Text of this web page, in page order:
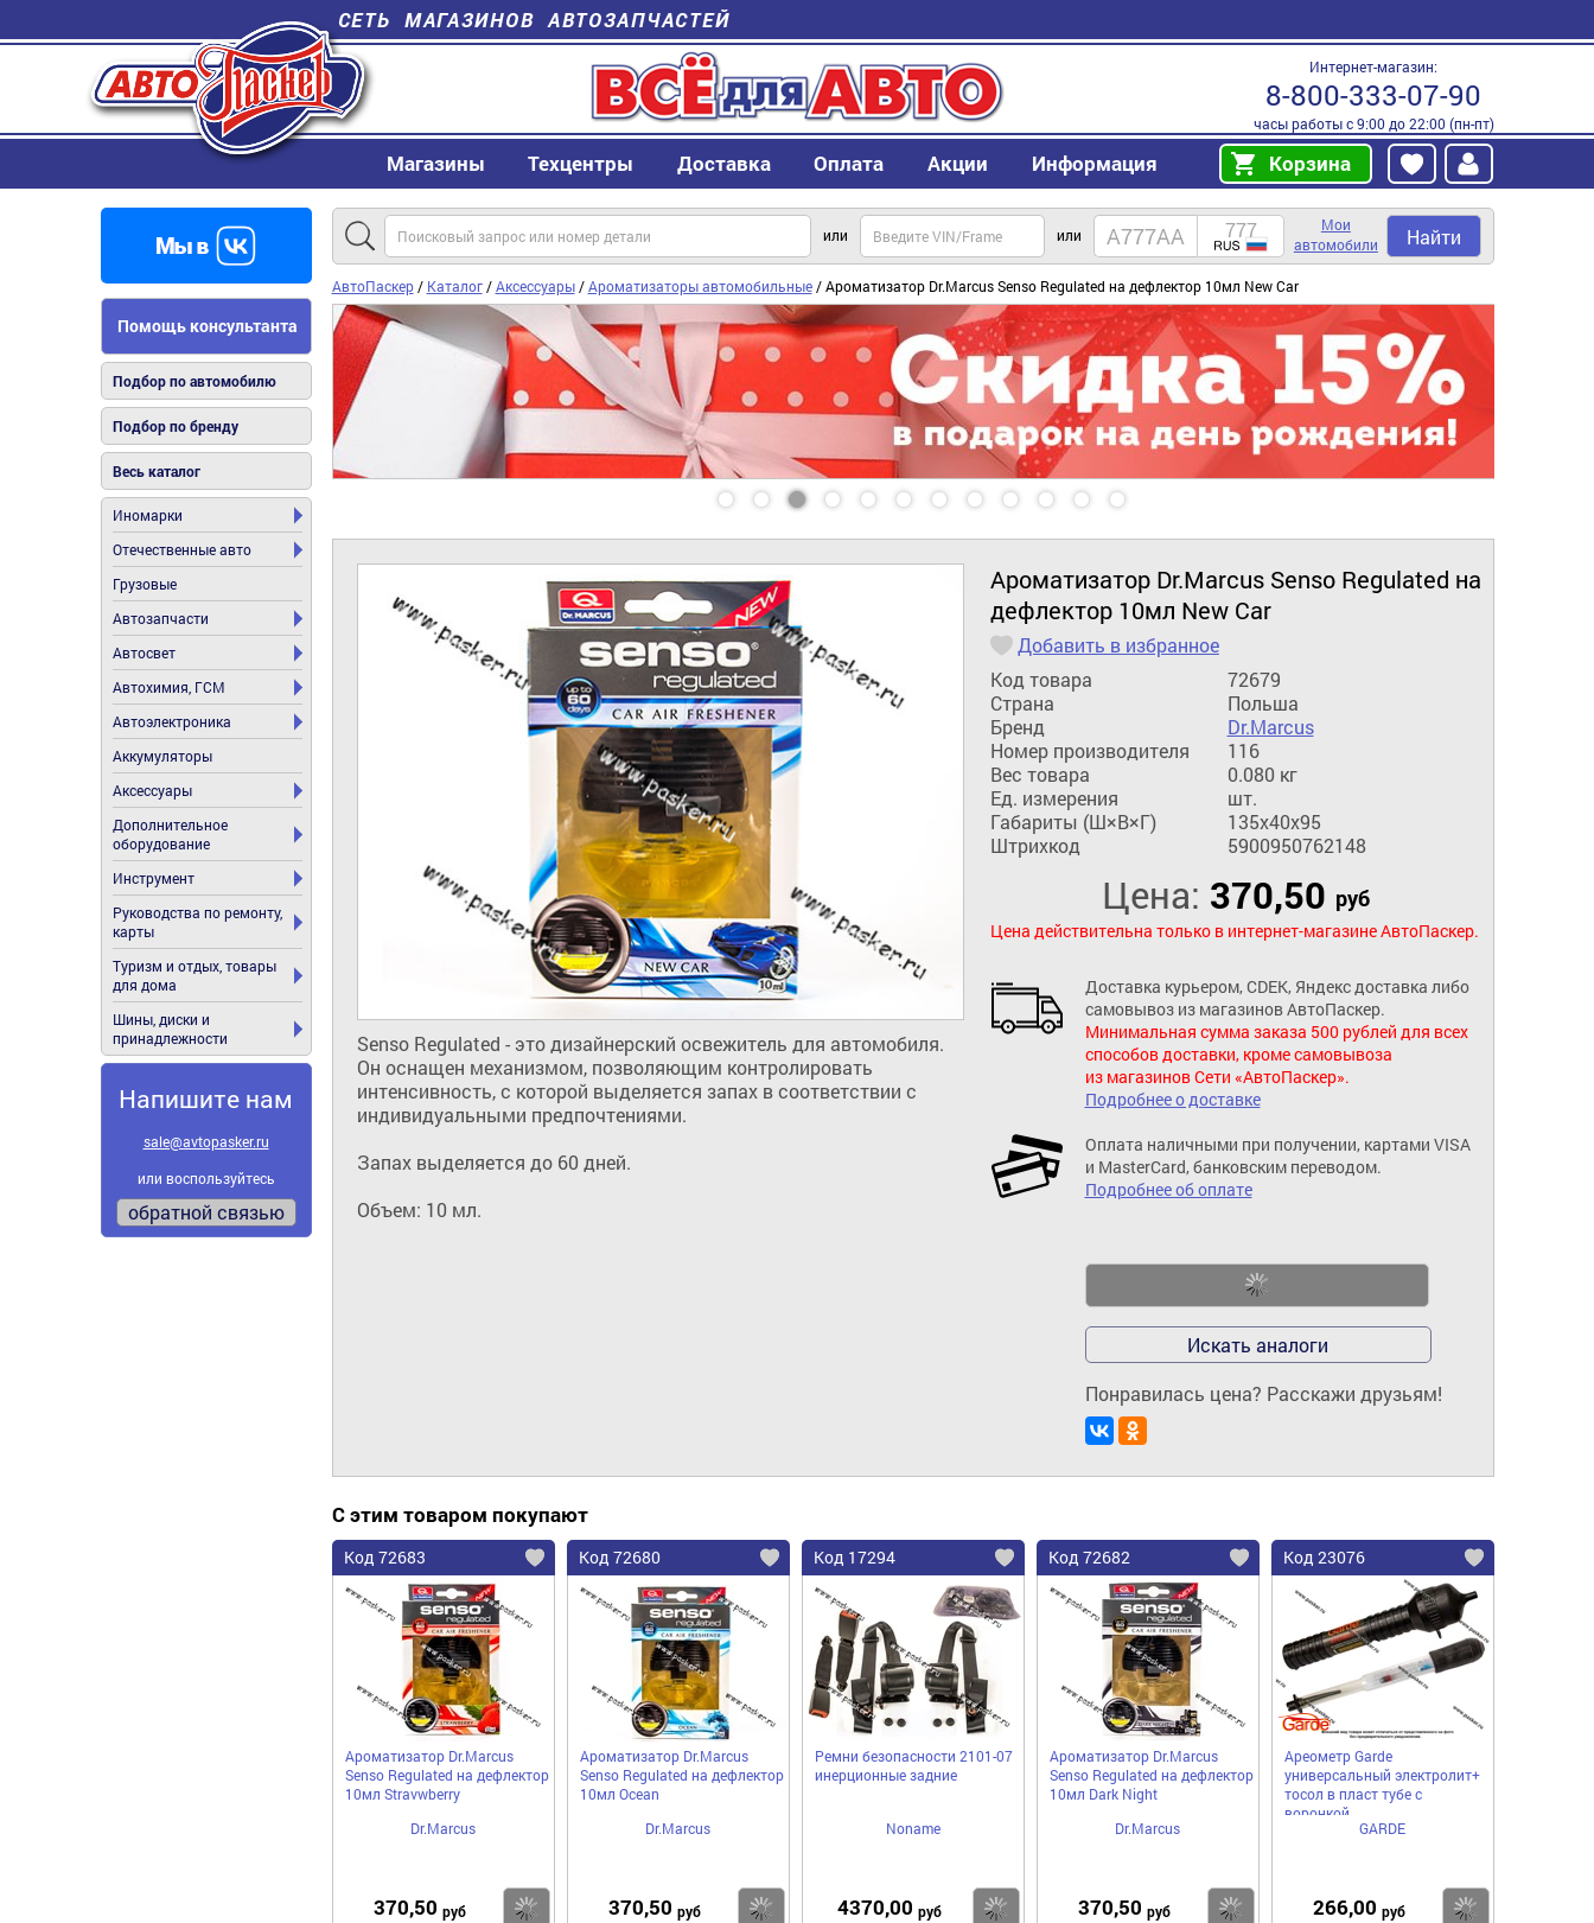
СЕТЬ МАГАЗИНОВ АВТОЗАПЧАСТЕЙ
Интернет-магазин:
8-800-333-07-90
часы работы с 9:00 до 22:00 (пн-пт)
Магазины Техцентры Доставка Оплата Акции Информация Корзина
Помощь консультанта
Подбор по автомобилю
Подбор по бренду
Весь каталог
Иномарки
Отечественные авто
Грузовые
Автозапчасти
Автосвет
Автохимия, ГСМ
Автоэлектроника
Аккумуляторы
Аксессуары
Дополнительное
оборудование
Инструмент
Руководства по ремонту,
карты
Туризм и отдых, товары
для дома
Шины, диски и
принадлежности
Напишите нам
sale@avtopasker.ru
или воспользуйтесь
обратной связью
или или
Мои
автомобили
Найти
АвтоПаскер/ Каталог/Аксессуары/Ароматизаторы автомобильные/ Ароматизатор Dr.Marcus Senso Regulated на дефлектор 10мл New Car
Ароматизатор Dr.Marcus Senso Regulated на
дефлектор 10мл New Car
Добавить в избранное
Код товара
72679
Страна
Польша
Бренд
Dr.Marcus
Номер производителя
116
Вес товара
0.080 кг
Ед. измерения
шт.
Габариты (Ш×В×Г)
135x40x95
Штрихкод
5900950762148
Цена: 370,50 руб
Цена действительна только в интернет-магазине АвтоПаскер.
Доставка курьером, CDEK, Яндекс доставка либо
самовывоз из магазинов АвтоПаскер.
Минимальная сумма заказа 500 рублей для всех
способов доставки, кроме самовывоза
из магазинов Сети «АвтоПаскер».
Подробнее о доставке
Оплата наличными при получении, картами VISA
и MasterCard, банковским переводом.
Подробнее об оплате
Искать аналоги
Понравилась цена? Расскажи друзьям!
Senso Regulated - это дизайнерский освежитель для автомобиля.
Он оснащен механизмом, позволяющим контролировать
интенсивность, с которой выделяется запах в соответствии с
индивидуальными предпочтениями.
Запах выделяется до 60 дней.
Объем: 10 мл.
С этим товаром покупают
Код 72683
Ароматизатор Dr.Marcus
Senso Regulated на дефлектор
10мл Stravwberry
Dr.Marcus
370,50 руб Купить
Код 72680
Ароматизатор Dr.Marcus
Senso Regulated на дефлектор
10мл Ocean
Dr.Marcus
370,50 руб Купить
Код 17294
Ремни безопасности 2101-07
инерционные задние
Noname
4370,00 руб Купить
Код 72682
Ароматизатор Dr.Marcus
Senso Regulated на дефлектор
10мл Dark Night
Dr.Marcus
370,50 руб Купить
Код 23076
Ареометр Garde
универсальный электролит+
тосол в пласт тубе с
воронкой
GARDE
266,00 руб